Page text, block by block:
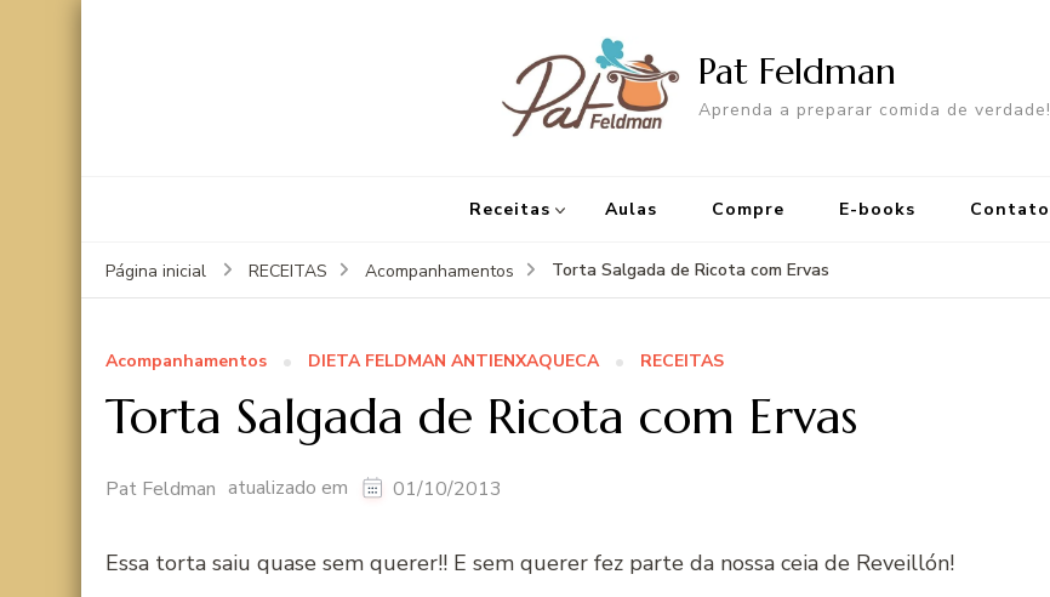
Pat Feldman
Aprenda a preparar comida de verdade!
Receitas Aulas Compre E-books Contato
Página inicial RECEITAS Acompanhamentos Torta Salgada de Ricota com Ervas
Acompanhamentos DIETA FELDMAN ANTIENXAQUECA RECEITAS
Torta Salgada de Ricota com Ervas
Pat Feldman atualizado em 01/10/2013
Essa torta saiu quase sem querer!! E sem querer fez parte da nossa ceia de Reveillón!